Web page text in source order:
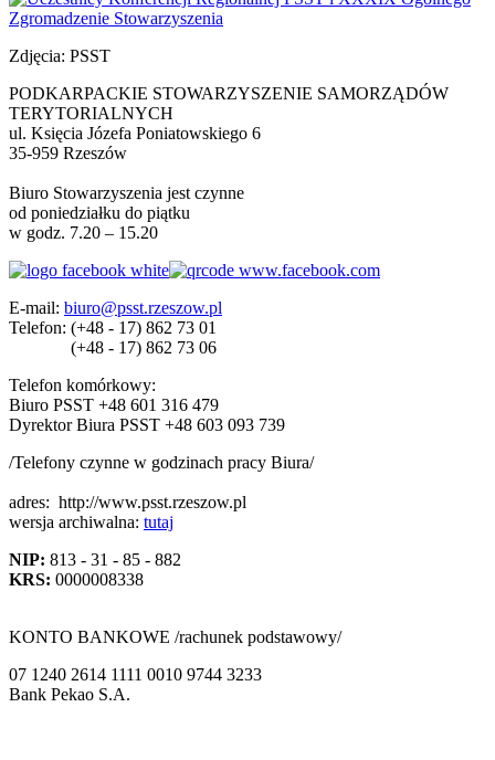
Zdjęcia: PSST
PODKARPACKIE STOWARZYSZENIE SAMORZĄDÓW
TERYTORIALNYCH
ul. Księcia Józefa Poniatowskiego 6
35-959 Rzeszów
Biuro Stowarzyszenia jest czynne
od poniedziałku do piątku
w godz. 7.20 – 15.20
E-mail: biuro@psst.rzeszow.pl
Telefon: (+48 - 17) 862 73 01
(+48 - 17) 862 73 06
Telefon komórkowy:
Biuro PSST +48 601 316 479
Dyrektor Biura PSST +48 603 093 739
/Telefony czynne w godzinach pracy Biura/
adres: http://www.psst.rzeszow.pl
wersja archiwalna: tutaj
NIP: 813 - 31 - 85 - 882
KRS: 0000008338
KONTO BANKOWE /rachunek podstawowy/
07 1240 2614 1111 0010 9744 3233
Bank Pekao S.A.